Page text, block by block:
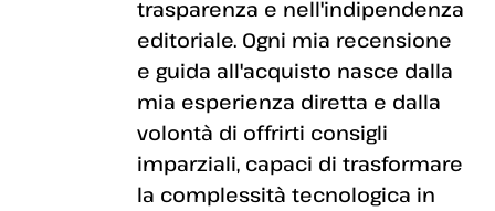
trasparenza e nell'indipendenza
editoriale. Ogni mia recensione
e guida all'acquisto nasce dalla
mia esperienza diretta e dalla
volontà di offrirti consigli
imparziali, capaci di trasformare
la complessità tecnologica in